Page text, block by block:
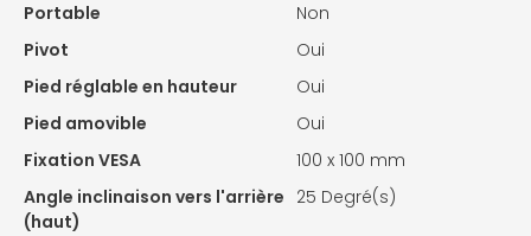
Portable
Non
Pivot
Oui
Pied réglable en hauteur
Oui
Pied amovible
Oui
Fixation VESA
100 x 100 mm
Angle inclinaison vers l'arrière
(haut)
25 Degré(s)